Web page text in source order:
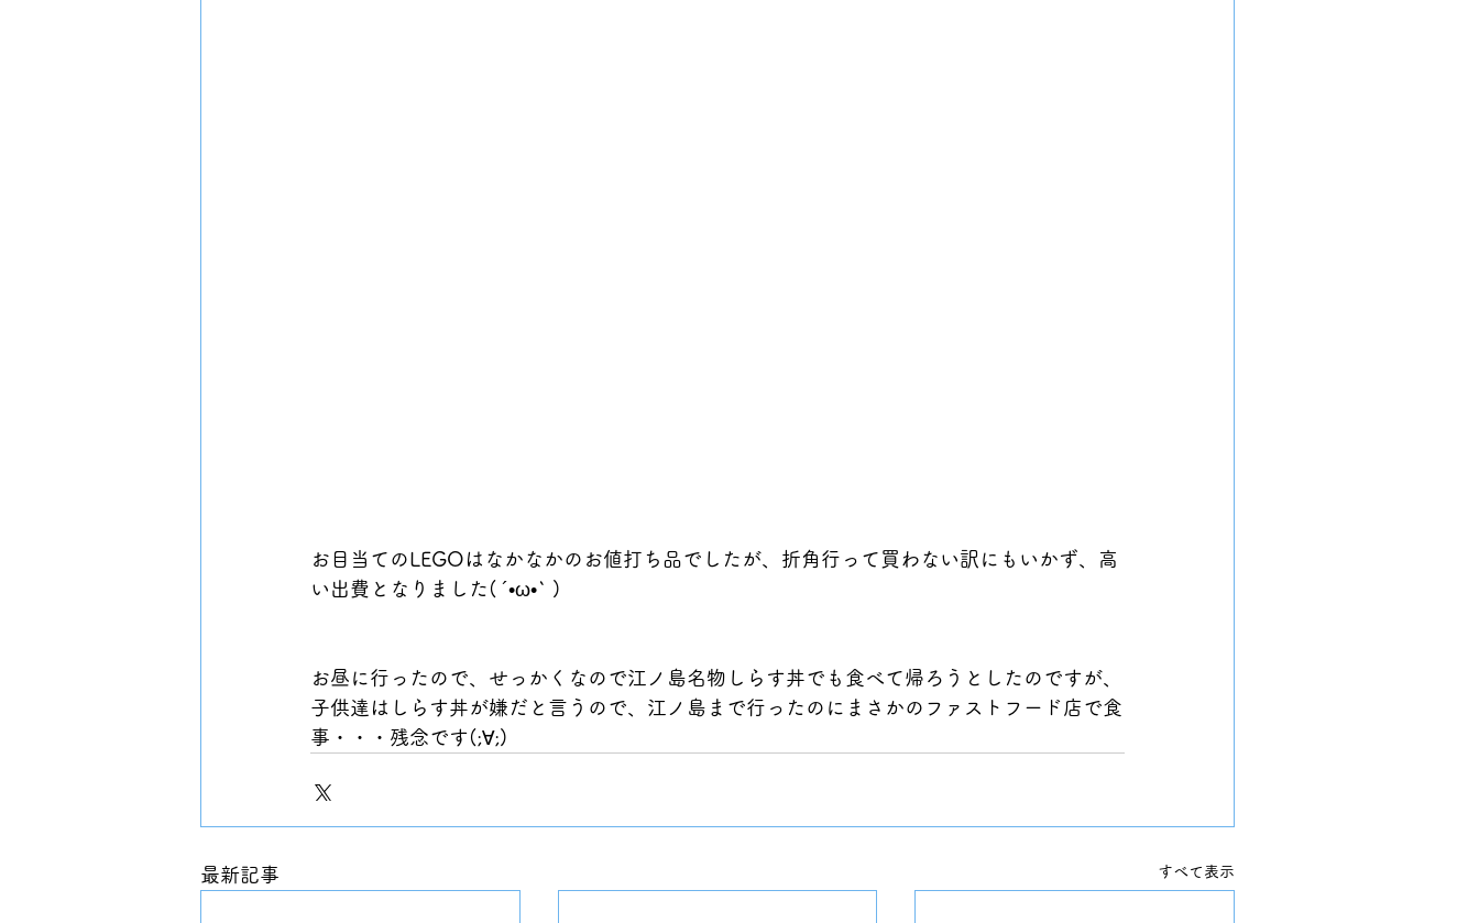
お目当てのLEGOはなかなかのお値打ち品でしたが、折角行って買わない訳にもいかず、高
い出費となりました( ´•ω•` )
お昼に行ったので、せっかくなので江ノ島名物しらす丼でも食べて帰ろうとしたのですが、
子供達はしらす丼が嫌だと言うので、江ノ島まで行ったのにまさかのファストフード店で食
事・・・残念です(;∀;)
最新記事 すべて表示